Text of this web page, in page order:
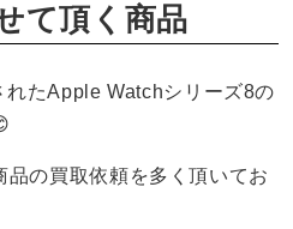
て頂く商品
たApple Watchシリーズ8の
の買取依頼を多く頂いてお